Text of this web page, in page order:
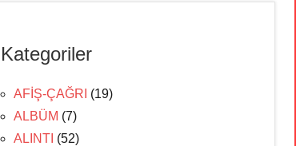
Kategoriler
AFİŞ-ÇAĞRI (19)
ALBÜM (7)
ALINTI (52)